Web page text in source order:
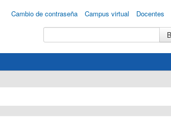
Cambio de contraseña Campus virtual Docentes